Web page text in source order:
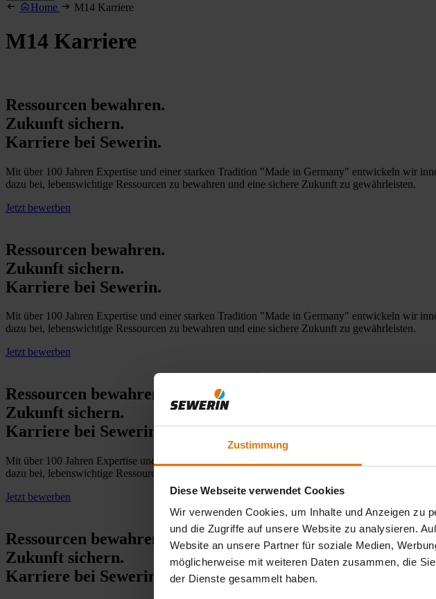
Zustimmung
Diese Webseite verwendet Cookies
Wir verwenden Cookies, um Inhalte und Anzeigen zu
und die Zugriffe auf unsere Website zu analysieren.
Website an unsere Partner für soziale Medien,
möglicherweise mit weiteren Daten zusammen, die
der Dienste gesammelt haben.
Home M14 Karriere
M14 Karriere
Ressourcen bewahren.
Zukunft sichern.
Karriere bei Sewerin.
Mit über 100 Jahren Expertise und einer starken Tradition "Made in Germany" entwickeln wir
dazu bei, lebenswichtige Ressourcen zu bewahren und eine sichere Zukunft zu gewährleisten.
Jetzt bewerben
Ressourcen bewahren.
Zukunft sichern.
Karriere bei Sewerin.
Mit über 100 Jahren Expertise und einer starken Tradition "Made in Germany" entwickeln wir
dazu bei, lebenswichtige Ressourcen zu bewahren und eine sichere Zukunft zu gewährleisten.
Jetzt bewerben
Ressourcen bewahren.
Zukunft sichern.
Karriere bei Sewerin.
Mit über 100 Jahren Expertise und einer starken Tradition "Made in Germany" entwickeln wir
dazu bei, lebenswichtige Ressourcen zu bewahren und eine sichere Zukunft zu gewährleisten.
Jetzt bewerben
Ressourcen bewahren.
Zukunft sichern.
Karriere bei Sewerin.